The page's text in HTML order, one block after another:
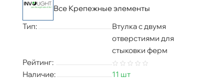
Все Крепежные элементы
Тип:
Втулка с двумя
отверстиями для
стыковки ферм
Рейтинг:
Наличие:
11 шт